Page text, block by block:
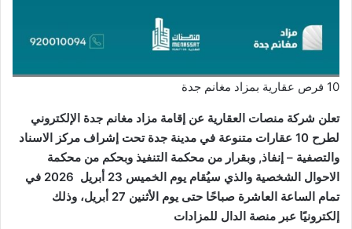
10 فرص عقارية بمزاد مغانم جدة
تعلن شركة منصات العقارية عن إقامة مزاد مغانم جدة الإلكتروني
لطرح 10 عقارات متنوعة في مدينة جدة تحت إشراف مركز الاسناد
والتصفية – إنفاذ, وبقرار من محكمة التنفيذ وبحكم من محكمة
الاحوال الشخصية والذي سيُقام يوم الخميس 23 أبريل 2026 في
تمام الساعة العاشرة صباحًا حتى يوم الأثنين 27 أبريل، وذلك
إلكترونيًا عبر منصة الدال للمزادات